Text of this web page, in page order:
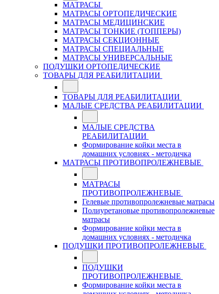
МАТРАСЫ
МАТРАСЫ ОРТОПЕДИЧЕСКИЕ
МАТРАСЫ МЕДИЦИНСКИЕ
МАТРАСЫ ТОНКИЕ (ТОППЕРЫ)
МАТРАСЫ СЕКЦИОННЫЕ
МАТРАСЫ СПЕЦИАЛЬНЫЕ
МАТРАСЫ УНИВЕРСАЛЬНЫЕ
ПОДУШКИ ОРТОПЕДИЧЕСКИЕ
ТОВАРЫ ДЛЯ РЕАБИЛИТАЦИИ
ТОВАРЫ ДЛЯ РЕАБИЛИТАЦИИ
МАЛЫЕ СРЕДСТВА РЕАБИЛИТАЦИИ
МАЛЫЕ СРЕДСТВА
РЕАБИЛИТАЦИИ
Формирование койки места в
домашних условиях - методичка
МАТРАСЫ ПРОТИВОПРОЛЕЖНЕВЫЕ
МАТРАСЫ
ПРОТИВОПРОЛЕЖНЕВЫЕ
Гелевые противопролежневые матрасы
Полиуретановые противопролежневые
матрасы
Формирование койки места в
домашних условиях - методичка
ПОДУШКИ ПРОТИВОПРОЛЕЖНЕВЫЕ
ПОДУШКИ
ПРОТИВОПРОЛЕЖНЕВЫЕ
Формирование койки места в